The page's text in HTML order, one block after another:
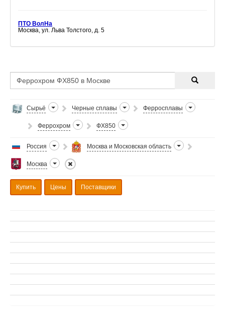
ПТО ВолНа
Москва, ул. Льва Толстого, д. 5
Сырьё Черные сплавы Ферросплавы
Феррохром ФХ850
Россия Москва и Московская область
Москва
Купить Цены Поставщики